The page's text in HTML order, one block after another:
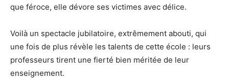
que féroce, elle dévore ses victimes avec délice.
Voilà un spectacle jubilatoire, extrêmement abouti, qui
une fois de plus révèle les talents de cette école : leurs
professeurs tirent une fierté bien méritée de leur
enseignement.